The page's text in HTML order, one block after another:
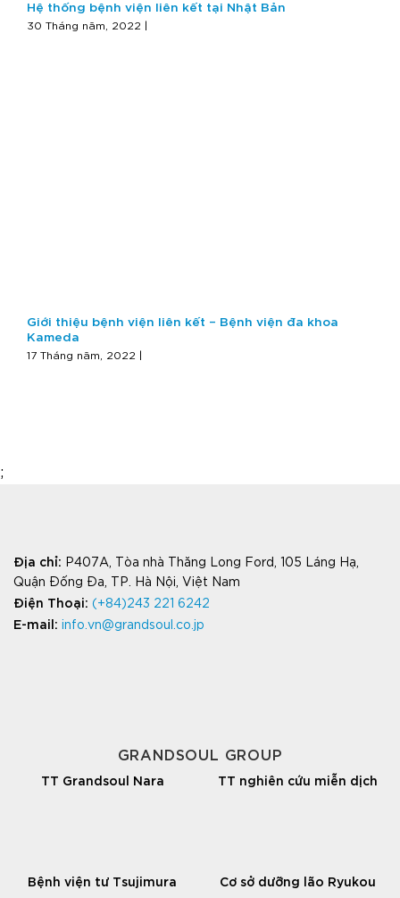
Hệ thống bệnh viện liên kết tại Nhật Bản
30 Tháng năm, 2022 |
Giới thiệu bệnh viện liên kết – Bệnh viện đa khoa
Kameda
17 Tháng năm, 2022 |
;
Địa chỉ: P407A, Tòa nhà Thăng Long Ford, 105 Láng Hạ,
Quận Đống Đa, TP. Hà Nội, Việt Nam
Điện Thoại: (+84)243 221 6242
E-mail: info.vn@grandsoul.co.jp
GRANDSOUL GROUP
TT Grandsoul Nara TT nghiên cứu miễn dịch
Bệnh viện tư Tsujimura Cơ sở dưỡng lão Ryukou